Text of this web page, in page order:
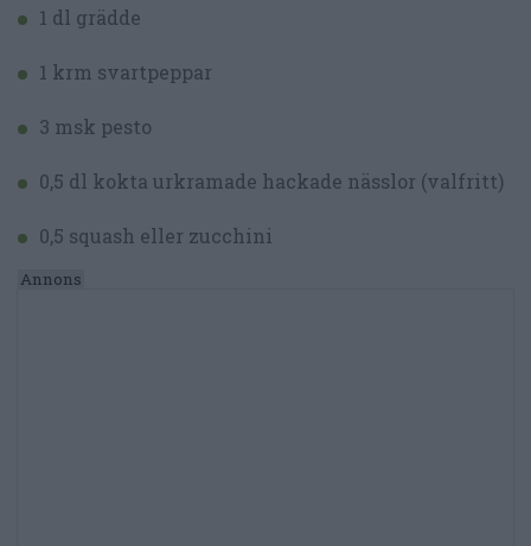
1 dl grädde
1 krm svartpeppar
3 msk pesto
0,5 dl kokta urkramade hackade nässlor (valfritt)
0,5 squash eller zucchini